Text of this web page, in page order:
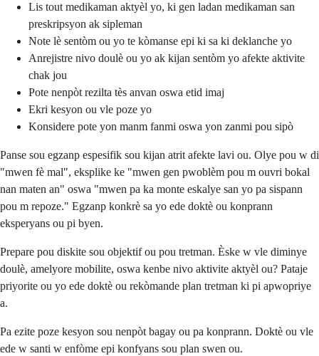
Lis tout medikaman aktyèl yo, ki gen ladan medikaman san
preskripsyon ak sipleman
Note lè sentòm ou yo te kòmanse epi ki sa ki deklanche yo
Anrejistre nivo doulè ou yo ak kijan sentòm yo afekte aktivite
chak jou
Pote nenpòt rezilta tès anvan oswa etid imaj
Ekri kesyon ou vle poze yo
Konsidere pote yon manm fanmi oswa yon zanmi pou sipò
Panse sou egzanp espesifik sou kijan atrit afekte lavi ou. Olye pou w di
"mwen fè mal", eksplike ke "mwen gen pwoblèm pou m ouvri bokal
nan maten an" oswa "mwen pa ka monte eskalye san yo pa sispann
pou m repoze." Egzanp konkrè sa yo ede doktè ou konprann
eksperyans ou pi byen.
Prepare pou diskite sou objektif ou pou tretman. Èske w vle diminye
doulè, amelyore mobilite, oswa kenbe nivo aktivite aktyèl ou? Pataje
priyorite ou yo ede doktè ou rekòmande plan tretman ki pi apwopriye
a.
Pa ezite poze kesyon sou nenpòt bagay ou pa konprann. Doktè ou vle
ede w santi w enfòme epi konfyans sou plan swen ou.